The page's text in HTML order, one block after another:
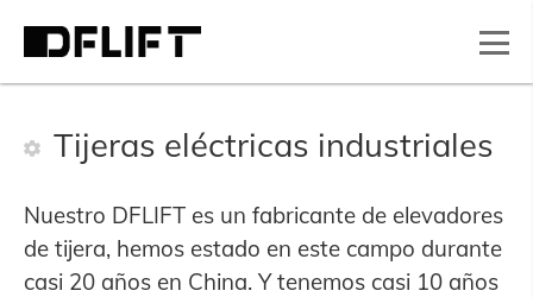
Tijeras eléctricas industriales
Nuestro DFLIFT es un fabricante de elevadores
de tijera, hemos estado en este campo durante
casi 20 años en China. Y tenemos casi 10 años